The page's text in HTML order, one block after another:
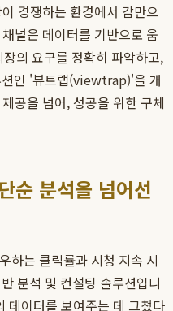
경쟁하는 환경에서 감만으
널은 데이터를 기반으로 움
의 요구를 정확히 파악하고,
인 '뷰트랩(viewtrap)'을 개
공을 넘어, 성공을 위한 구체
순 분석을 넘어선
하는 클릭률과 시청 지속 시
분석 및 컨설팅 솔루션입니
데이터를 보여주는 데 그쳤다